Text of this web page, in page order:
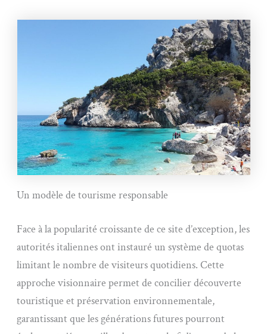
Un modèle de tourisme responsable
Face à la popularité croissante de ce site d’exception, les
autorités italiennes ont instauré un système de quotas
limitant le nombre de visiteurs quotidiens. Cette
approche visionnaire permet de concilier découverte
touristique et préservation environnementale,
garantissant que les générations futures pourront